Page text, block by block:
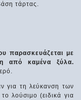
τάρτας.
παρασκευάζεται με
από καμένα ξύλα.
για τη λεύκανση των
λούσιμο (ειδικά για